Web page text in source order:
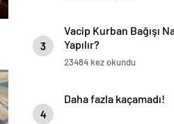
3
Vacip Kurban Bağışı
Yapılır?
23484 kez okundu
4
Daha fazla kaçamadı!